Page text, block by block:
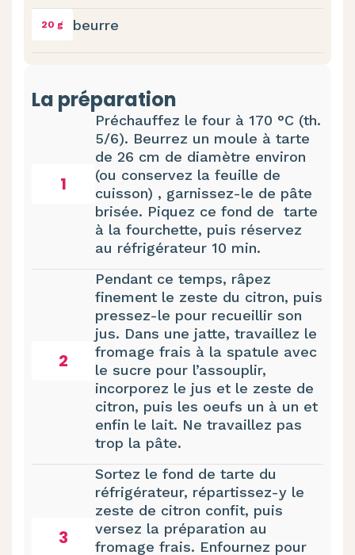
20 g beurre
La préparation
1
Préchauffez le four à 170 °C (th.
5/6). Beurrez un moule à tarte
de 26 cm de diamètre environ
(ou conservez la feuille de
cuisson) , garnissez-le de pâte
brisée. Piquez ce fond de tarte
à la fourchette, puis réservez
au réfrigérateur 10 min.
2
Pendant ce temps, râpez
finement le zeste du citron, puis
pressez-le pour recueillir son
jus. Dans une jatte, travaillez le
fromage frais à la spatule avec
le sucre pour l’assouplir,
incorporez le jus et le zeste de
citron, puis les oeufs un à un et
enfin le lait. Ne travaillez pas
trop la pâte.
3
Sortez le fond de tarte du
réfrigérateur, répartissez-y le
zeste de citron confit, puis
versez la préparation au
fromage frais. Enfournez pour